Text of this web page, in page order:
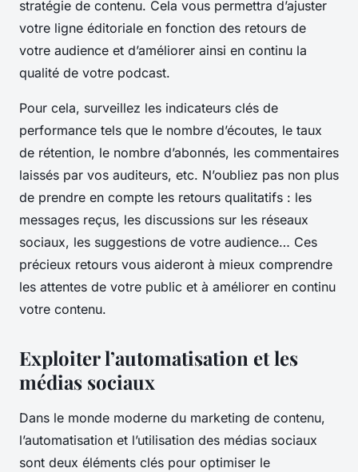
stratégie de contenu. Cela vous permettra d’ajuster
votre ligne éditoriale en fonction des retours de
votre audience et d’améliorer ainsi en continu la
qualité de votre podcast.
Pour cela, surveillez les indicateurs clés de
performance tels que le nombre d’écoutes, le taux
de rétention, le nombre d’abonnés, les commentaires
laissés par vos auditeurs, etc. N’oubliez pas non plus
de prendre en compte les retours qualitatifs : les
messages reçus, les discussions sur les réseaux
sociaux, les suggestions de votre audience… Ces
précieux retours vous aideront à mieux comprendre
les attentes de votre public et à améliorer en continu
votre contenu.
Exploiter l’automatisation et les
médias sociaux
Dans le monde moderne du marketing de contenu,
l’automatisation et l’utilisation des médias sociaux
sont deux éléments clés pour optimiser le